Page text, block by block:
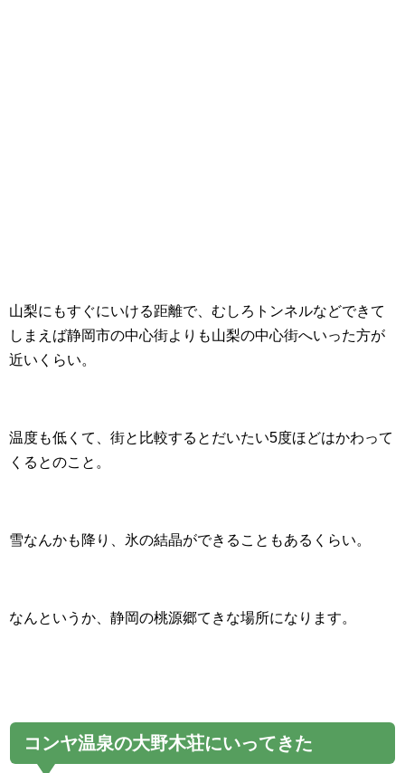
山梨にもすぐにいける距離で、むしろトンネルなどできて
しまえば静岡市の中心街よりも山梨の中心街へいった方が
近いくらい。
温度も低くて、街と比較するとだいたい5度ほどはかわって
くるとのこと。
雪なんかも降り、氷の結晶ができることもあるくらい。
なんというか、静岡の桃源郷てきな場所になります。
コンヤ温泉の大野木荘にいってきた